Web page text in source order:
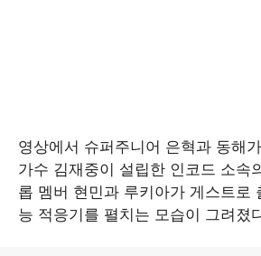
영상에서 슈퍼주니어 은혁과 동해
가수 김재중이 설립한 인코드 소속
롭 멤버 현민과 루키아가 게스트로
능 적응기를 펼치는 모습이 그려졌